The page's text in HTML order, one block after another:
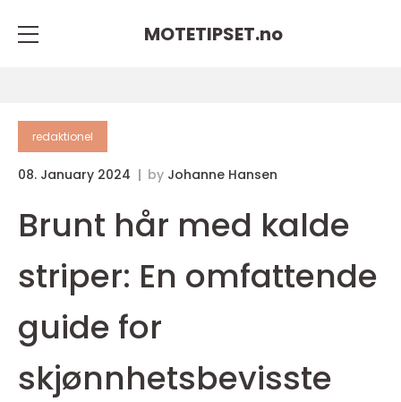
MOTETIPSET.no
redaktionel
08. January 2024 by Johanne Hansen
Brunt hår med kalde
striper: En omfattende
guide for
skjønnhetsbevisste